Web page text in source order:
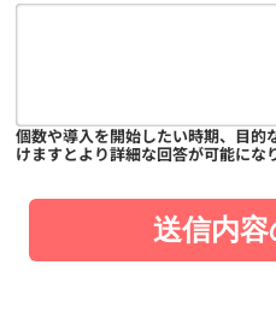
個数や導入を開始したい時期、目
けますとより詳細な回答が可能にな
送信内